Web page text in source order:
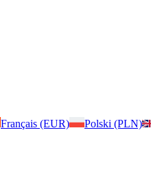
Français (EUR) Polski (PLN)